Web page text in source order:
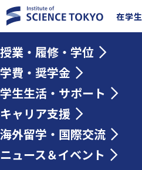
在学生
授業・履修・学位
学費・奨学金
学生生活・サポート
キャリア支援
海外留学・国際交流
ニュース＆イベント